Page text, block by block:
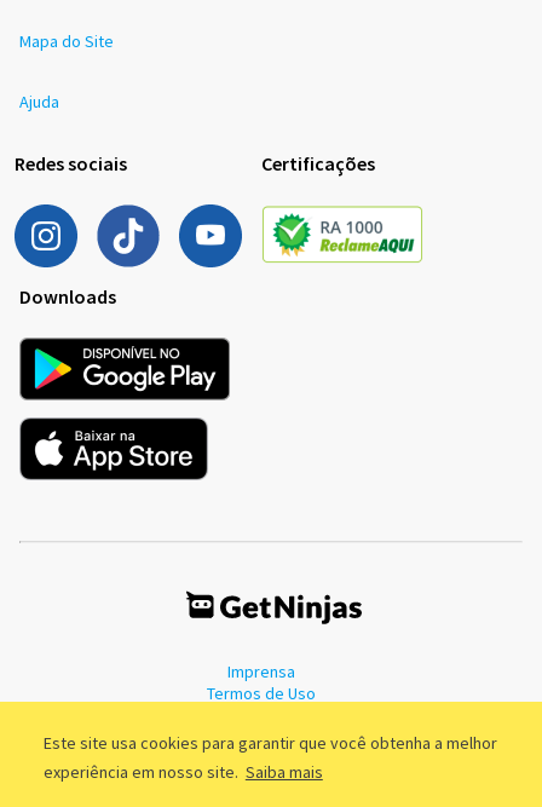
Este site usa cookies para garantir que você obtenha a melhor
experiência em nosso site. Saiba mais
Mapa do Site
Ajuda
Redes sociais Certificações
Downloads
Imprensa
Termos de Uso